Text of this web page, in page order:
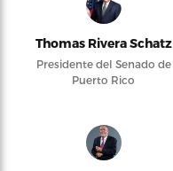
Thomas Rivera Schatz
Presidente del Senado de
Puerto Rico